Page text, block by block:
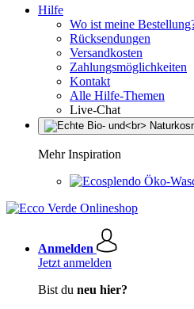
Hilfe
Wo ist meine
Rücksendungen
Versandkosten
Zahlungsmöglichkeiten
Kontakt
Alle Hilfe-Themen
Live-Chat
Mehr Inspiration
Öko-
Anmelden
Jetzt anmelden
Bist du neu hier?